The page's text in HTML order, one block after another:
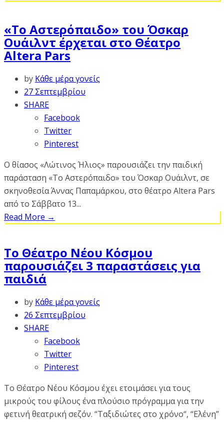
«Το Αστερόπαιδο» του Όσκαρ
Ουάιλντ έρχεται στο Θέατρο
Altera Pars
by Κάθε μέρα γονείς
27 Σεπτεμβρίου
SHARE
Facebook
Twitter
Pinterest
Ο θίασος «Λώτινος Ήλιος» παρουσιάζει την παιδική
παράσταση «Το Αστερόπαιδο» του Όσκαρ Ουάιλντ, σε
σκηνοθεσία Άννας Παπαμάρκου, στο θέατρο Altera Pars
από το Σάββατο 13...
Read More →
Το Θέατρο Νέου Κόσμου
παρουσιάζει 3 παραστάσεις για
παιδιά
by Κάθε μέρα γονείς
26 Σεπτεμβρίου
SHARE
Facebook
Twitter
Pinterest
Το Θέατρο Νέου Κόσμου έχει ετοιμάσει για τους
μικρούς του φίλους ένα πλούσιο πρόγραμμα για την
φετινή θεατρική σεζόν. “Ταξιδιώτες στο χρόνο“, “Ελένη”